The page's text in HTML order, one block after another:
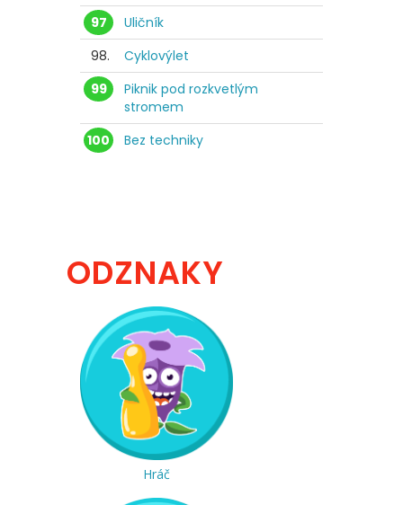
97
Uličník
98.
Cyklovýlet
99
Piknik pod rozkvetlým
stromem
100
Bez techniky
ODZNAKY
Hráč